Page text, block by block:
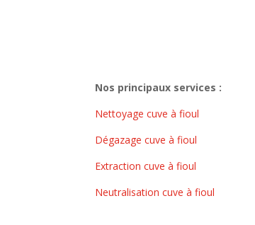
Nos principaux services :
Nettoyage cuve à fioul
Dégazage cuve à fioul
Extraction cuve à fioul
Neutralisation cuve à fioul